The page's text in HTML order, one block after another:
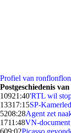
Profiel van ronflonflon
Postgeschiedenis
10921:40'RTL wil
13317:15SP-
5208:28Agent zet
1711:48VN-document
609:02Picasso